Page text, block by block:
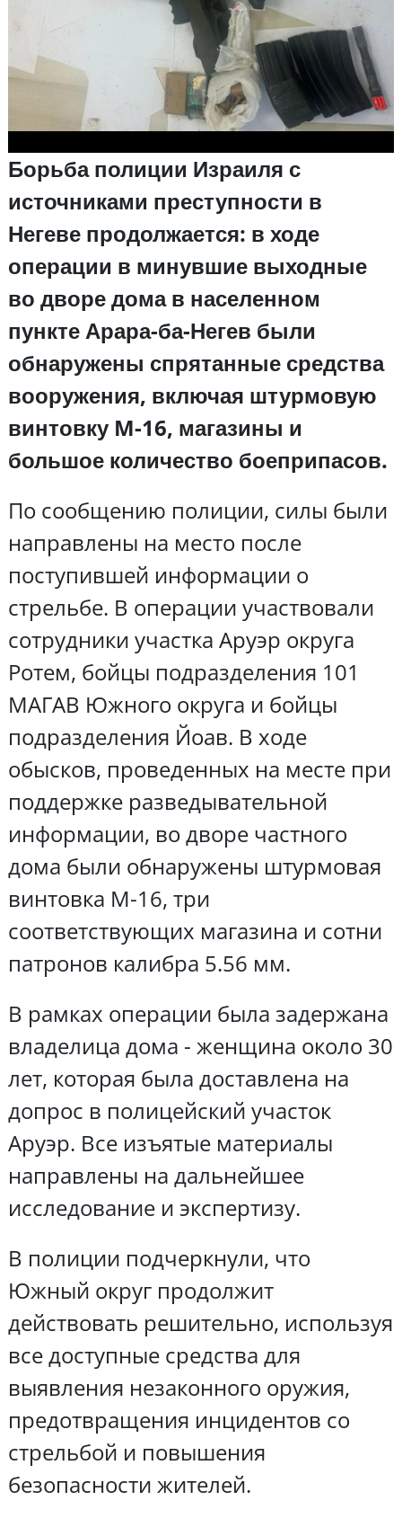
Борьба полиции Израиля с
источниками преступности в
Негеве продолжается: в ходе
операции в минувшие выходные
во дворе дома в населенном
пункте Арара-ба-Негев были
обнаружены спрятанные средства
вооружения, включая штурмовую
винтовку M-16, магазины и
большое количество боеприпасов.
По сообщению полиции, силы были
направлены на место после
поступившей информации о
стрельбе. В операции участвовали
сотрудники участка Аруэр округа
Ротем, бойцы подразделения 101
МАГАВ Южного округа и бойцы
подразделения Йоав. В ходе
обысков, проведенных на месте при
поддержке разведывательной
информации, во дворе частного
дома были обнаружены штурмовая
винтовка M-16, три
соответствующих магазина и сотни
патронов калибра 5.56 мм.
В рамках операции была задержана
владелица дома - женщина около 30
лет, которая была доставлена на
допрос в полицейский участок
Аруэр. Все изъятые материалы
направлены на дальнейшее
исследование и экспертизу.
В полиции подчеркнули, что
Южный округ продолжит
действовать решительно, используя
все доступные средства для
выявления незаконного оружия,
предотвращения инцидентов со
стрельбой и повышения
безопасности жителей.